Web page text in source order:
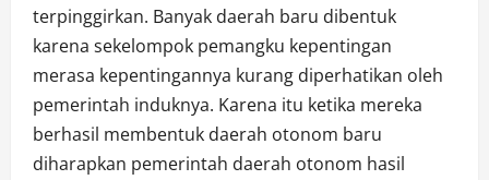
terpinggirkan. Banyak daerah baru dibentuk
karena sekelompok pemangku kepentingan
merasa kepentingannya kurang diperhatikan oleh
pemerintah induknya. Karena itu ketika mereka
berhasil membentuk daerah otonom baru
diharapkan pemerintah daerah otonom hasil